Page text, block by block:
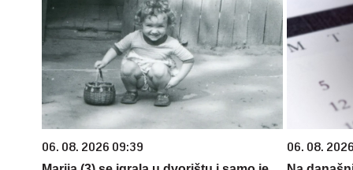
06. 08. 2026 09:39 06. 08.